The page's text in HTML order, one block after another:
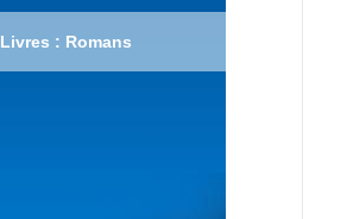
Livres : Romans